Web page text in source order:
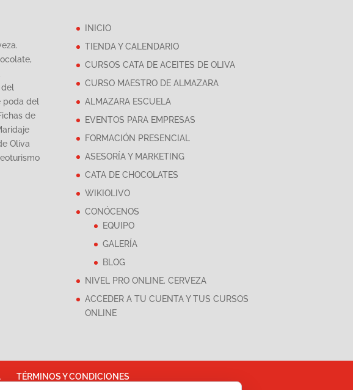
poda del
de
Oliva
INICIO
TIENDA Y CALENDARIO
CURSOS CATA DE ACEITES DE OLIVA
CURSO MAESTRO DE ALMAZARA
ALMAZARA ESCUELA
EVENTOS PARA EMPRESAS
FORMACIÓN PRESENCIAL
ASESORÍA Y MARKETING
CATA DE CHOCOLATES
WIKIOLIVO
CONÓCENOS
EQUIPO
GALERÍA
BLOG
NIVEL PRO ONLINE. CERVEZA
ACCEDER A TU CUENTA Y TUS CURSOS
ONLINE
TÉRMINOS Y CONDICIONES